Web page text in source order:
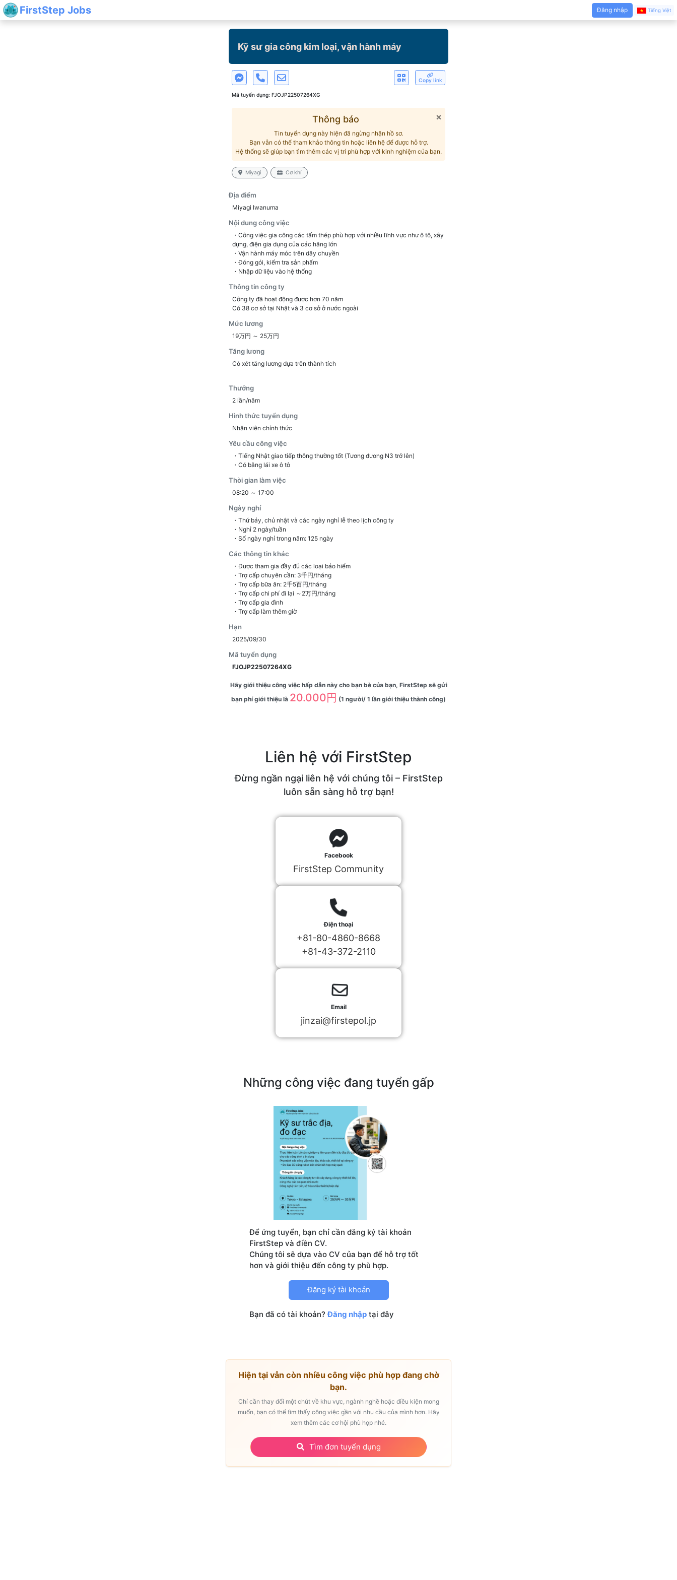
FirstStep Jobs Đăng nhập Tiếng Việt
Kỹ sư gia công kim loại, vận hành máy
Copy link
Mã tuyển dụng: FJOJP22507264XG
×
Thông báo
Tin tuyển dụng này hiện đã ngừng nhận hồ sơ.
Bạn vẫn có thể tham khảo thông tin hoặc liên hệ để được hỗ trợ.
Hệ thống sẽ giúp bạn tìm thêm các vị trí phù hợp với kinh nghiệm của bạn.
Miyagi Cơ khí
Địa điểm
Miyagi Iwanuma
Nội dung công việc
・Công việc gia công các tấm thép phù hợp với nhiều lĩnh vực như ô tô, xây
dựng, điện gia dụng của các hãng lớn
・Vận hành máy móc trên dây chuyền
・Đóng gói, kiểm tra sản phẩm
・Nhập dữ liệu vào hệ thống
Thông tin công ty
Công ty đã hoạt động được hơn 70 năm
Có 38 cơ sở tại Nhật và 3 cơ sở ở nước ngoài
Mức lương
19万円 ～ 25万円
Tăng lương
Có xét tăng lương dựa trên thành tích
Thưởng
2 lần/năm
Hình thức tuyển dụng
Nhân viên chính thức
Yêu cầu công việc
・Tiếng Nhật giao tiếp thông thường tốt (Tương đương N3 trở lên)
・Có bằng lái xe ô tô
Thời gian làm việc
08:20 ～ 17:00
Ngày nghỉ
・Thứ bảy, chủ nhật và các ngày nghỉ lễ theo lịch công ty
・Nghỉ 2 ngày/tuần
・Số ngày nghỉ trong năm: 125 ngày
Các thông tin khác
・Được tham gia đầy đủ các loại bảo hiểm
・Trợ cấp chuyên cần: 3千円/tháng
・Trợ cấp bữa ăn: 2千5百円/tháng
・Trợ cấp chi phí đi lại ～2万円/tháng
・Trợ cấp gia đình
Hạn
2025/09/30
Mã tuyển dụng
FJOJP22507264XG
Hãy giới thiệu công việc hấp dẫn này cho bạn bè của bạn, FirstStep sẽ gửi
bạn phí giới thiệu là 20.000円 (1 người/ 1 lần giới thiệu thành công)
Liên hệ với FirstStep
Đừng ngần ngại liên hệ với chúng tôi – FirstStep
luôn sẵn sàng hỗ trợ bạn!
Facebook
FirstStep Community
Điện thoại
+81-80-4860-8668
+81-43-372-2110
Email
jinzai@firstepol.jp
Những công việc đang tuyển gấp
Để ứng tuyển, bạn chỉ cần đăng ký tài khoản
FirstStep và điền CV.
Chúng tôi sẽ dựa vào CV của bạn để hỗ trợ tốt
Đăng ký tài khoản
Bạn đã có tài khoản?Đăng nhập tại đây
Hiện tại vẫn còn nhiều công việc phù hợp đang chờ
bạn.
Chỉ cần thay đổi một chút về khu vực, ngành nghề hoặc điều kiện mong
muốn, bạn có thể tìm thấy công việc gần với nhu cầu của mình hơn. Hãy
xem thêm các cơ hội phù hợp nhé.
Tìm đơn tuyển dụng